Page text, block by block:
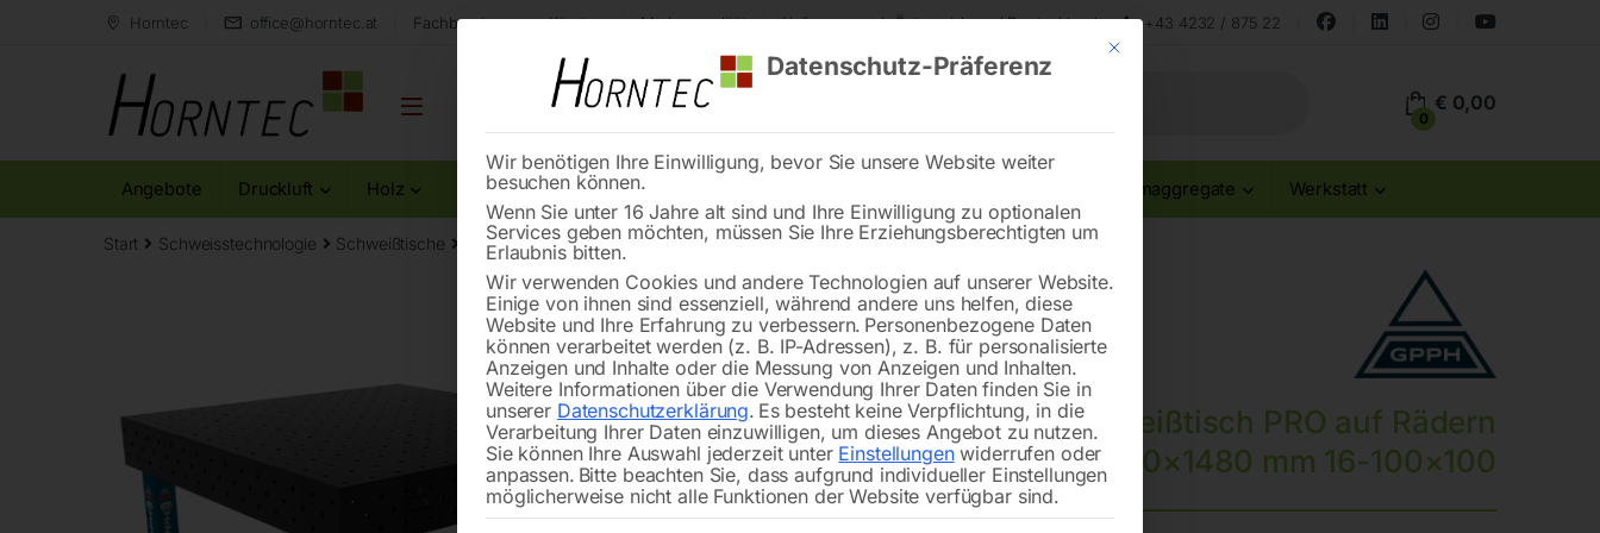
Horntec office@horntec.at Fachberatung aus Kärnten Markenqualität Lieferung nach Österreich und Deutschland +43 4232 / 875 22
0
€ 0,00
Angebote Druckluft Holz Metall Reinigung Stromaggregate Werkstatt
Start Schweisstechnologie Schweißtische Edelstahl Schweißtisch PRO auf Rädern 1500×1480 mm 16-100×100
🔍
Edelstahl Schweißtisch PRO auf Rädern
1500×1480 mm 16-100×100
Mit diesem Button wird der Dialog geschlossen. Seine Funktionalität ist
Datenschutz-Präferenz
Wir benötigen Ihre Einwilligung, bevor Sie unsere Website weiter
besuchen können.
Wenn Sie unter 16 Jahre alt sind und Ihre Einwilligung zu optionalen
Services geben möchten, müssen Sie Ihre Erziehungsberechtigten um
Erlaubnis bitten.
Wir verwenden Cookies und andere Technologien auf unserer Website.
Einige von ihnen sind essenziell, während andere uns helfen, diese
Website und Ihre Erfahrung zu verbessern. Personenbezogene Daten
können verarbeitet werden (z. B. IP-Adressen), z. B. für personalisierte
Anzeigen und Inhalte oder die Messung von Anzeigen und Inhalten.
Weitere Informationen über die Verwendung Ihrer Daten finden Sie in
unserer Datenschutzerklärung. Es besteht keine Verpflichtung, in die
Verarbeitung Ihrer Daten einzuwilligen, um dieses Angebot zu nutzen.
Sie können Ihre Auswahl jederzeit unter Einstellungenwiderrufen oder
anpassen. Bitte beachten Sie, dass aufgrund individueller Einstellungen
möglicherweise nicht alle Funktionen der Website verfügbar sind.